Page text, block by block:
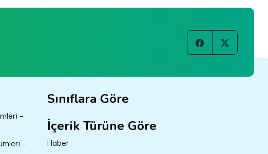
–
–
Sınıflara Göre
İçerik Türüne Göre
Haber